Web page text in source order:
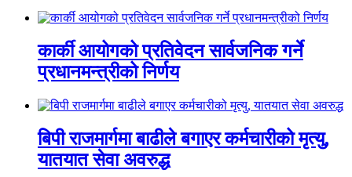
कार्की आयोगको प्रतिवेदन सार्वजनिक गर्ने
प्रधानमन्त्रीको निर्णय
बिपी राजमार्गमा बाढीले बगाएर कर्मचारीको मृत्यु,
यातयात सेवा अवरुद्ध